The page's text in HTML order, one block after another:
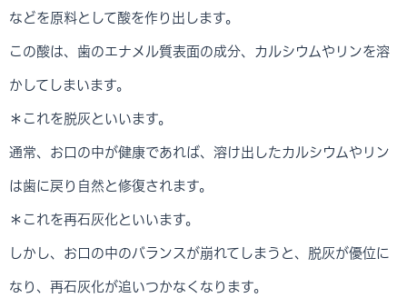
などを原料として酸を作り出します。
この酸は、歯のエナメル質表面の成分、カルシウムやリンを溶
かしてしまいます。
＊これを脱灰といいます。
通常、お口の中が健康であれば、溶け出したカルシウムやリン
は歯に戻り自然と修復されます。
＊これを再石灰化といいます。
しかし、お口の中のバランスが崩れてしまうと、脱灰が優位に
なり、再石灰化が追いつかなくなります。